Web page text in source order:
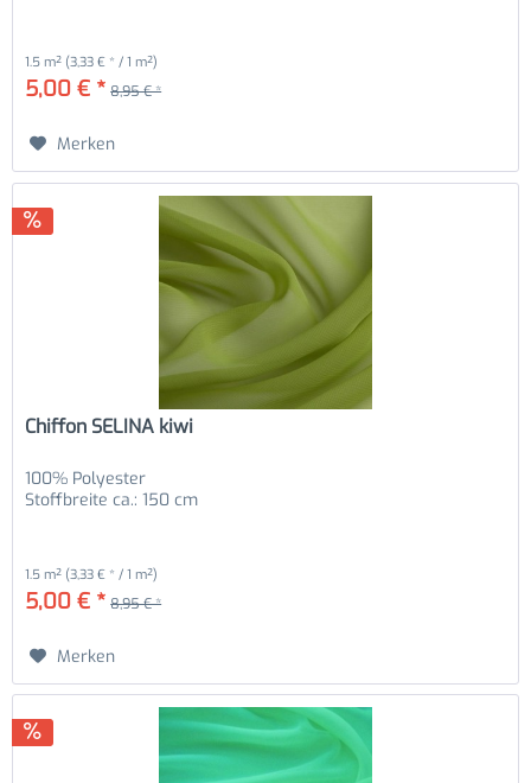
1.5 m² (3,33 € * / 1 m²)
5,00 € * 8,95 € *
Merken
Chiffon SELINA kiwi
100% Polyester
Stoffbreite ca.: 150 cm
1.5 m² (3,33 € * / 1 m²)
5,00 € * 8,95 € *
Merken